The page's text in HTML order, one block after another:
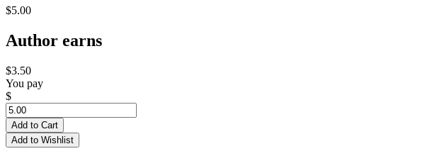
$5.00
Author earns
$3.50
You pay
$
Add to Cart
Add to Wishlist